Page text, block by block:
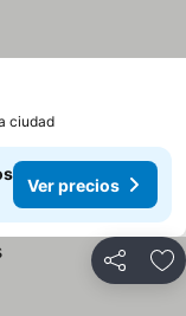
ciudad
Ver precios
Compartir